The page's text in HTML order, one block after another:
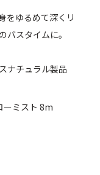
をゆるめて深くリ
バスタイムに。
ナチュラル製品
ーミスト 8m